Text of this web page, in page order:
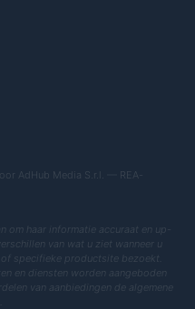
AdHub Media S.r.l. — REA-
om haar informatie accuraat en up-
van wat u ziet wanneer u
specifieke productsite bezoekt.
en diensten worden aangeboden
van aanbiedingen de algemene